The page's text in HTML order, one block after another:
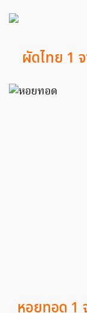
ผัดไทย 1
หอยทอด 1